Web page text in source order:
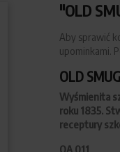
"OLD
Aby sprawić
upominkami.
OLD
Wyśmienita
roku 1835.
receptury
OA 011